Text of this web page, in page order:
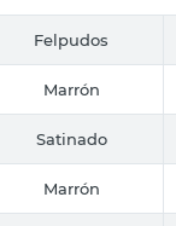
Felpudos
Marrón
Satinado
Marrón